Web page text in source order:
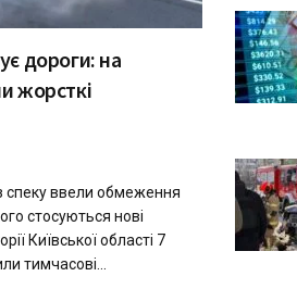
дороги: на
жорсткі
спеку ввели обмеження
стосуються нові
Київської області 7
тимчасові...